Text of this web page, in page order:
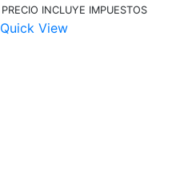
PRECIO INCLUYE IMPUESTOS
Quick View